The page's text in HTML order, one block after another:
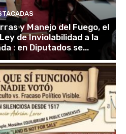
y Manejo del Fuego, el
de Inviolabilidad a la
: en Diputados se...